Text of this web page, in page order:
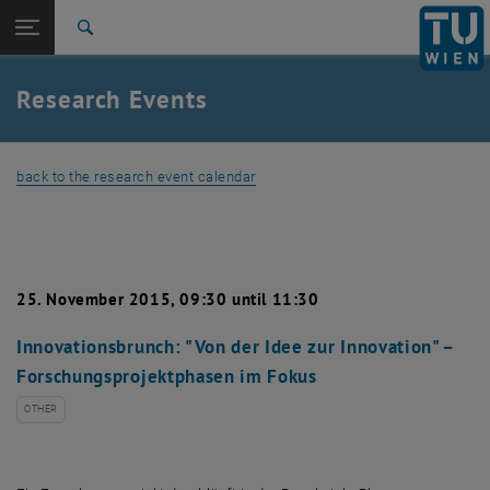
TU Login
Quicklinks
Toggle quicklinks menu
Studies
Career
Back to:
Research Events
back to the research event calendar
25. November 2015, 09:30 until 11:30
Innovationsbrunch: "Von der Idee zur Innovation" –
Forschungsprojektphasen im Fokus
OTHER